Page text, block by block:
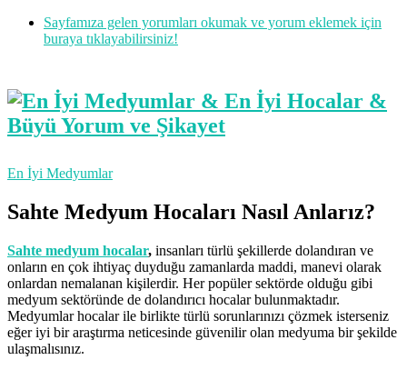
Sayfamıza gelen yorumları okumak ve yorum eklemek için
buraya tıklayabilirsiniz!
En İyi Medyumlar
Sahte Medyum Hocaları Nasıl Anlarız?
Sahte medyum hocalar, insanları türlü şekillerde dolandıran ve
onların en çok ihtiyaç duyduğu zamanlarda maddi, manevi olarak
onlardan nemalanan kişilerdir. Her popüler sektörde olduğu gibi
medyum sektöründe de dolandırıcı hocalar bulunmaktadır.
Medyumlar hocalar ile birlikte türlü sorunlarınızı çözmek isterseniz
eğer iyi bir araştırma neticesinde güvenilir olan medyuma bir şekilde
ulaşmalısınız.